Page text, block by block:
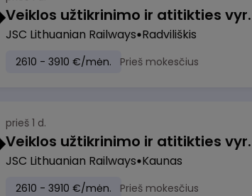
JSC Lithuanian Railways Radviliškis
2610 - 3910 €/mėn. Prieš mokesčius
prieš 1 d.
JSC Lithuanian Railways Kaunas
2610 - 3910 €/mėn. Prieš mokesčius